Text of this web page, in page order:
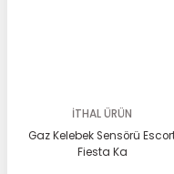
İTHAL ÜRÜN
Gaz Kelebek Sensörü
Fiesta Ka